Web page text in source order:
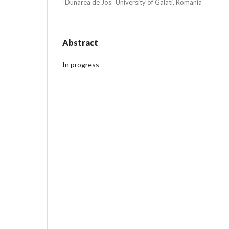
”Dunarea de Jos” University of Galati, Romania
Abstract
In progress